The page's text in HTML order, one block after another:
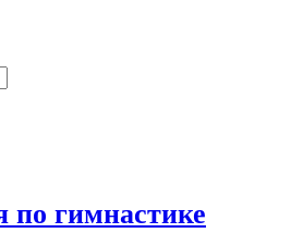
по гимнастике